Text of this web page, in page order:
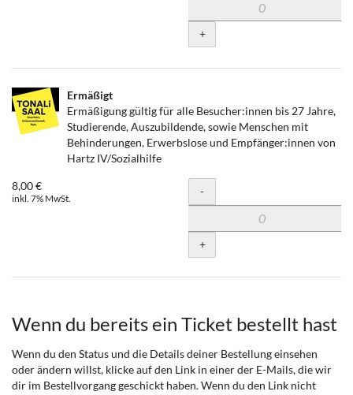
+
Ermäßigt
Ermäßigung gültig für alle Besucher:innen bis 27 Jahre,
Studierende, Auszubildende, sowie Menschen mit
Behinderungen, Erwerbslose und Empfänger:innen von
Hartz IV/Sozialhilfe
8,00 €
inkl. 7% MwSt. Menge
-
+
Wenn du bereits ein Ticket bestellt hast
Wenn du den Status und die Details deiner Bestellung einsehen
oder ändern willst, klicke auf den Link in einer der E-Mails, die wir
dir im Bestellvorgang geschickt haben. Wenn du den Link nicht